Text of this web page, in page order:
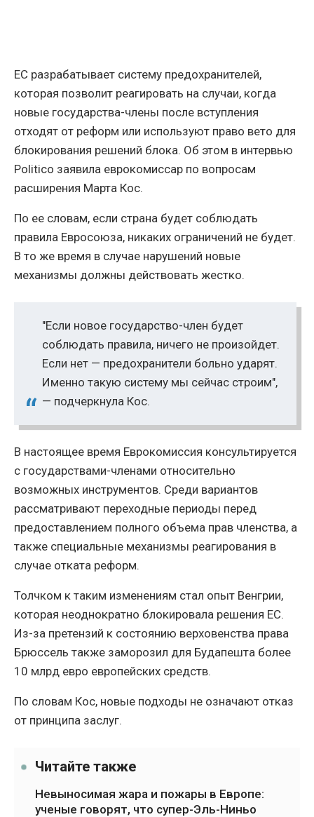
ЕС разрабатывает систему предохранителей,
которая позволит реагировать на случаи, когда
новые государства-члены после вступления
отходят от реформ или используют право вето для
блокирования решений блока. Об этом в интервью
Politico заявила еврокомиссар по вопросам
расширения Марта Кос.
По ее словам, если страна будет соблюдать
правила Евросоюза, никаких ограничений не будет.
В то же время в случае нарушений новые
механизмы должны действовать жестко.
"Если новое государство-член будет
соблюдать правила, ничего не произойдет.
Если нет — предохранители больно ударят.
Именно такую систему мы сейчас строим",
— подчеркнула Кос.
В настоящее время Еврокомиссия консультируется
с государствами-членами относительно
возможных инструментов. Среди вариантов
рассматривают переходные периоды перед
предоставлением полного объема прав членства, а
также специальные механизмы реагирования в
случае отката реформ.
Толчком к таким изменениям стал опыт Венгрии,
которая неоднократно блокировала решения ЕС.
Из-за претензий к состоянию верховенства права
Брюссель также заморозил для Будапешта более
10 млрд евро европейских средств.
По словам Кос, новые подходы не означают отказ
от принципа заслуг.
Читайте также
Невыносимая жара и пожары в Европе:
ученые говорят, что супер-Эль-Ниньо